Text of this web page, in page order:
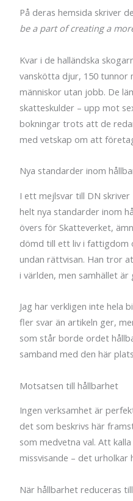
På deras hemsida skriver
be a part of creating a
Kvar i de halländska
vanskötta djur, 150 tunnor
människor utan jobb. De
skatteskulder – upp mot
bokningar trots att de
med vetskap om att
Nya standarder inom
I ett mejlsvar till DN
helt nya standarder inom
övers för Skatteverket,
dömd till ett liv i fattigdom
undan rättvisan. Han tror
i världen, men samhället är
Jag har verkligen inte hela
fler svar än artikeln ger,
som står borde ordet
samband med den här
Motsatsen till hållbarhet
Ingen verksamhet är
det som beskrivs här
som medvetna val. Att
missvisande – det urholkar
När hållbarhet reduceras